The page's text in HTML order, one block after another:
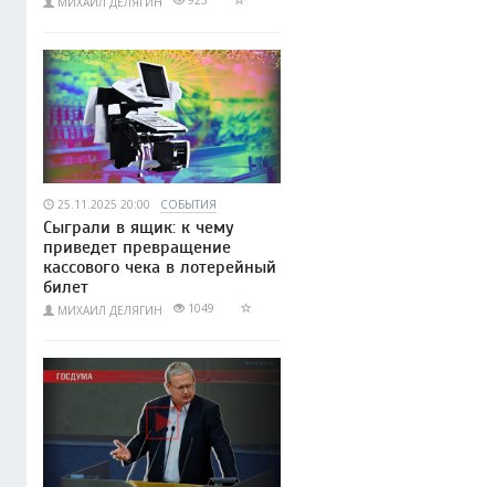
25.11.2025 20:00 СОБЫТИЯ
Сыграли в ящик: к чему
приведет превращение
кассового чека в лотерейный
билет
МИХАИЛ ДЕЛЯГИН 1049